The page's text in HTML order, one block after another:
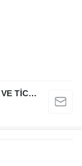
SAURUS YÜKLEME SİSTEMLERİ MAK. SAN. VE TİC. LTD. ŞTİ.